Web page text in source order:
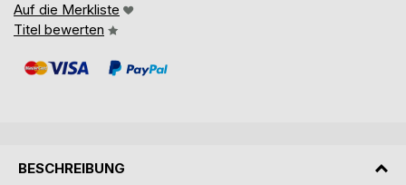
Auf die Merkliste
Titel bewerten
BESCHREIBUNG